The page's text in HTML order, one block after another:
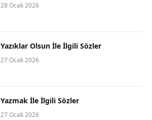
28 Ocak 2026
Yazıklar Olsun İle İlgili Sözler
27 Ocak 2026
Yazmak İle İlgili Sözler
27 Ocak 2026